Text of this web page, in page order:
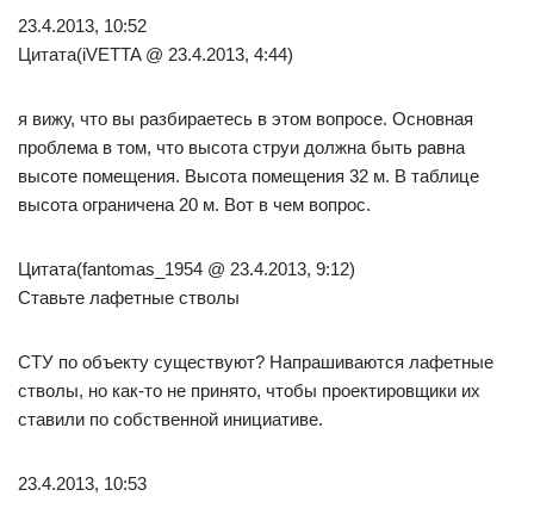
23.4.2013, 10:52
Цитата(iVETTA @ 23.4.2013, 4:44)
я вижу, что вы разбираетесь в этом вопросе. Основная
проблема в том, что высота струи должна быть равна
высоте помещения. Высота помещения 32 м. В таблице
высота ограничена 20 м. Вот в чем вопрос.
Цитата(fantomas_1954 @ 23.4.2013, 9:12)
Ставьте лафетные стволы
СТУ по объекту существуют? Напрашиваются лафетные
стволы, но как-то не принято, чтобы проектировщики их
ставили по собственной инициативе.
23.4.2013, 10:53